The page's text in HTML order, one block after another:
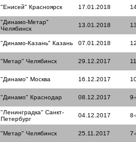
"Енисей" Красноярск 17.01.2018
"Динамо-Метар"
Челябинск
13.01.2018
"Динамо-Казань" Казань 07.01.2018
"Метар" Челябинск 29.12.2017
"Динамо" Москва 16.12.2017
"Динамо" Краснодар 08.12.2017
"Ленинградка" Санкт-
Петербург
04.12.2017
"Метар" Челябинск 25.11.2017